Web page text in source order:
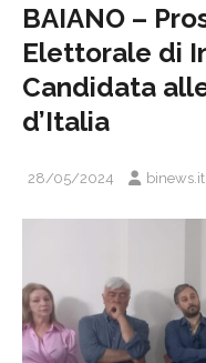
BAIANO –
Elettorale di
Candidata
d’Italia
28/05/2024 binews.it